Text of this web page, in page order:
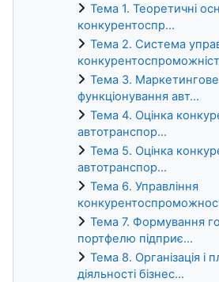
Тема 1. Теоретичні
конкурентоспр...
Тема 2. Система
Тема 3.
функціонування авт...
Тема 4. Оцінка
автотранспор...
Тема 5. Оцінка
автотранспор...
Тема 6. Управління
Тема 7. Формування
портфелю підприє...
Тема 8. Організація і
діяльності бізнес...